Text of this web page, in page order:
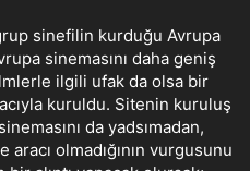
sinefilin kurduğu Avrupa
sinemasını daha geniş
ilgili ufak da olsa bir
kuruldu. Sitenin kuruluş
da yadsımadan,
olmadığının vurgusunu